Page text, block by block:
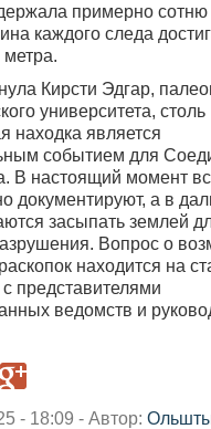
примерно сотню
каждого следа
метра.
Кирсти Эдгар,
университета, столь
находка является
событием для
В настоящий момент
документируют, а в
засыпать землей
Вопрос о
находится на
представителями
ведомств и
- 18:09 - Автор: